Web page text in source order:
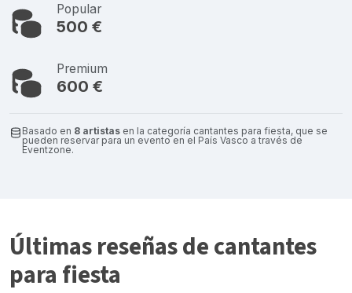
Popular
500 €
Premium
600 €
Basado en 8 artistas en la categoría cantantes para fiesta, que se
pueden reservar para un evento en el País Vasco a través de
Eventzone.
Últimas reseñas de cantantes
para fiesta